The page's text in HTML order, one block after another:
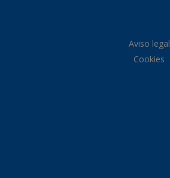
Aviso legal
Cookies